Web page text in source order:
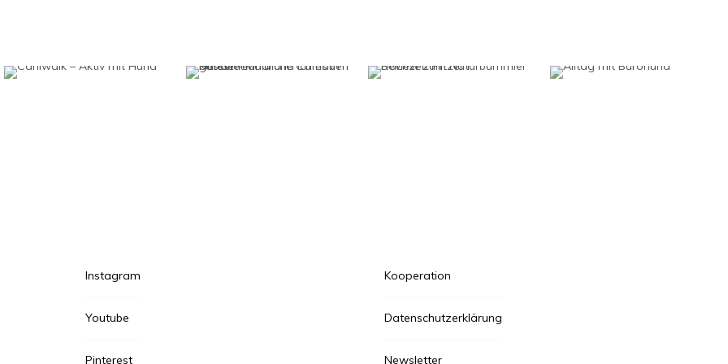
Instagram
Youtube
Pinterest
Kooperation
Datenschutzerklärung
Newsletter